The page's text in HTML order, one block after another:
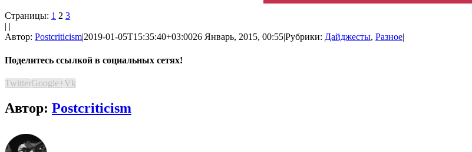
Страницы: 1 2 3
| |
Автор: Postcriticism|2019-01-05T15:35:40+03:0026 Январь, 2015, 00:55|Рубрики: Дайджесты, Разное|
Поделитесь ссылкой в социальных сетях!
TwitterGoogle+Vk
Автор: Postcriticism